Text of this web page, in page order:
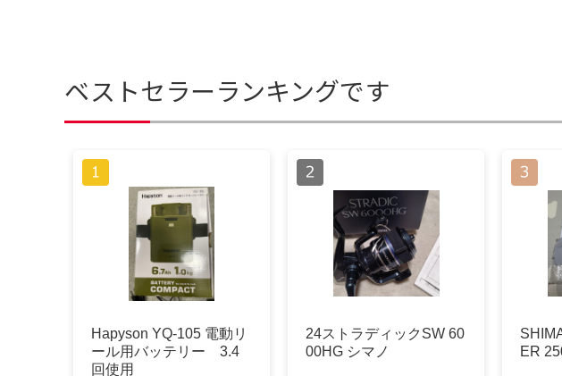
ベストセラーランキングです
Hapyson YQ-105 電動リ
ール用バッテリー 3.4
回使用
24ストラディックSW 60
00HG シマノ
ER